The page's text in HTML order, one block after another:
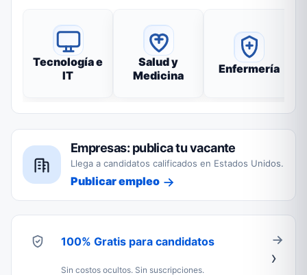
Tecnología e
IT
Salud y
Medicina
Enfermería
Empresas: publica tu vacante
Llega a candidatos calificados en Estados Unidos.
Publicar empleo
100% Gratis para candidatos
Sin costos ocultos. Sin suscripciones.